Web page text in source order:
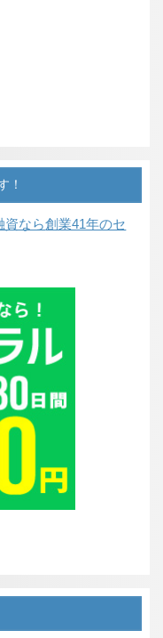
！
資なら創業41年のセ